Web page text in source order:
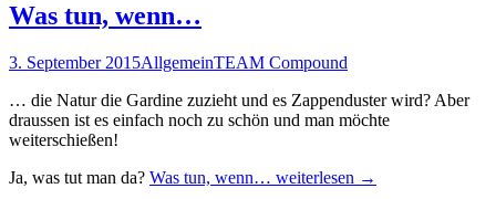
Was tun, wenn…
3. September 2015AllgemeinTEAM Compound
… die Natur die Gardine zuzieht und es Zappenduster wird? Aber
draussen ist es einfach noch zu schön und man möchte
weiterschießen!
Ja, was tut man da? Was tun, wenn… weiterlesen →